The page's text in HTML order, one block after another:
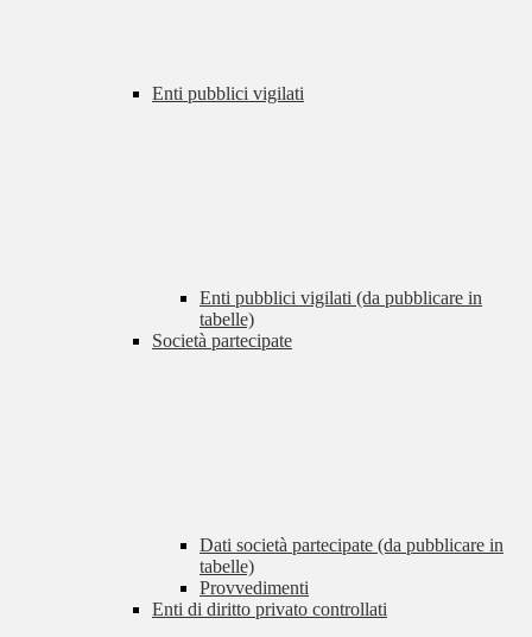
Enti pubblici vigilati
Enti pubblici vigilati (da pubblicare in
tabelle)
Società partecipate
Dati società partecipate (da pubblicare in
tabelle)
Provvedimenti
Enti di diritto privato controllati